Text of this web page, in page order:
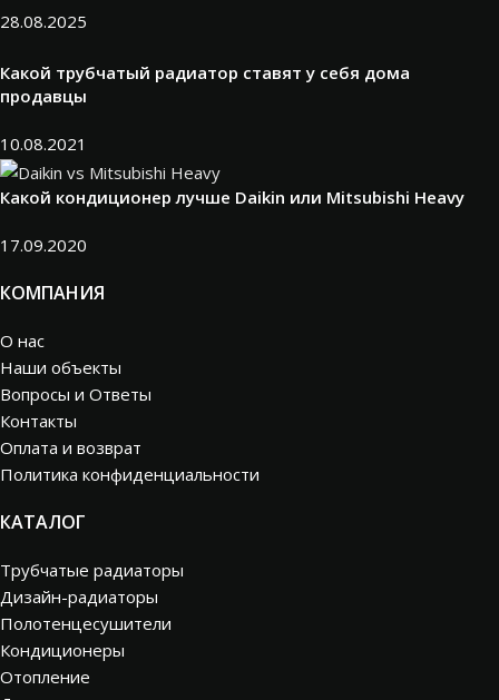
28.08.2025
Какой трубчатый радиатор ставят у себя дома
продавцы
10.08.2021
Какой кондиционер лучше Daikin или Mitsubishi Heavy
17.09.2020
КОМПАНИЯ
О нас
Наши объекты
Вопросы и Ответы
Контакты
Оплата и возврат
Политика конфиденциальности
КАТАЛОГ
Трубчатые радиаторы
Дизайн-радиаторы
Полотенцесушители
Кондиционеры
Отопление